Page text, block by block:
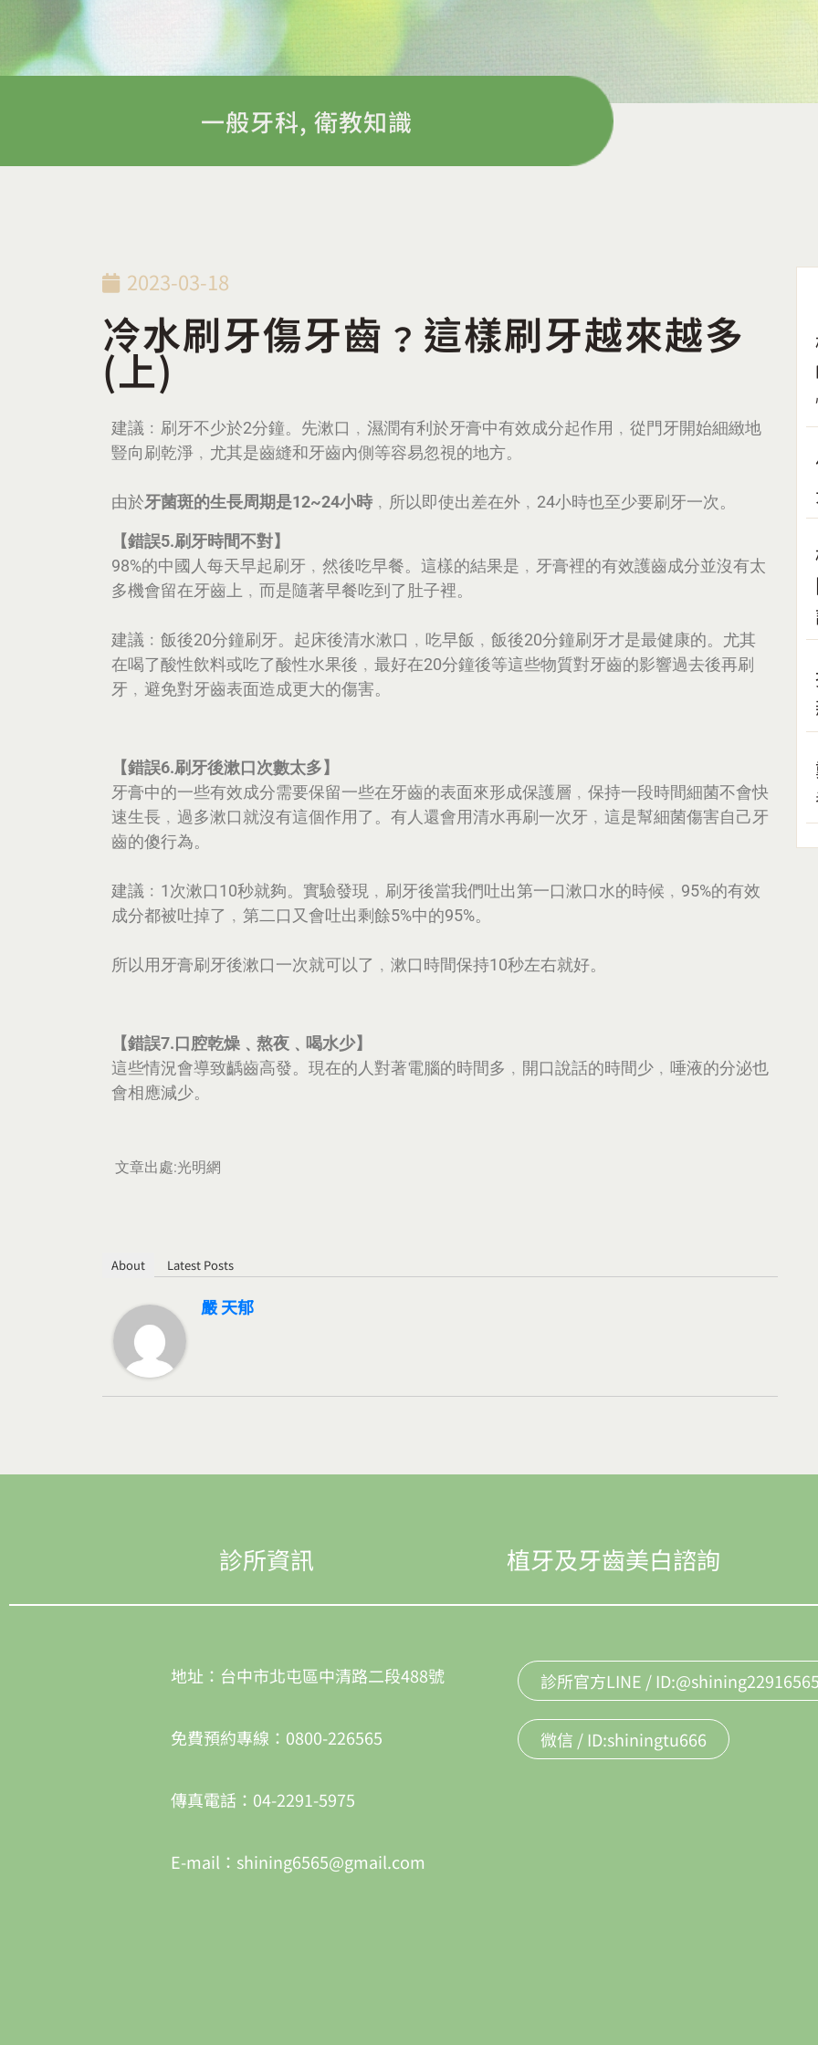
一般牙科, 衛教知識
2023-03-18
冷水刷牙傷牙齒﹖這樣刷牙越來越多
(上)
建議﹕刷牙不少於2分鐘。先漱口﹐濕潤有利於牙膏中有效成分起作用﹐從門牙開始細緻地
豎向刷乾淨﹐尤其是齒縫和牙齒內側等容易忽視的地方。
由於牙菌斑的生長周期是12~24小時﹐所以即使出差在外﹐24小時也至少要刷牙一次。
【錯誤5.刷牙時間不對】
98%的中國人每天早起刷牙﹐然後吃早餐。這樣的結果是﹐牙膏裡的有效護齒成分並沒有太
多機會留在牙齒上﹐而是隨著早餐吃到了肚子裡。
建議﹕飯後20分鐘刷牙。起床後清水漱口﹐吃早飯﹐飯後20分鐘刷牙才是最健康的。尤其
在喝了酸性飲料或吃了酸性水果後﹐最好在20分鐘後等這些物質對牙齒的影響過去後再刷
牙﹐避免對牙齒表面造成更大的傷害。
【錯誤6.刷牙後漱口次數太多】
牙膏中的一些有效成分需要保留一些在牙齒的表面來形成保護層﹐保持一段時間細菌不會快
速生長﹐過多漱口就沒有這個作用了。有人還會用清水再刷一次牙﹐這是幫細菌傷害自己牙
齒的傻行為。
建議﹕1次漱口10秒就夠。實驗發現﹐刷牙後當我們吐出第一口漱口水的時候﹐95%的有效
成分都被吐掉了﹐第二口又會吐出剩餘5%中的95%。
所以用牙膏刷牙後漱口一次就可以了﹐漱口時間保持10秒左右就好。
【錯誤7.口腔乾燥﹑熬夜﹑喝水少】
這些情況會導致齲齒高發。現在的人對著電腦的時間多﹐開口說話的時間少﹐唾液的分泌也
會相應減少。
文章出處:光明網
About Latest Posts
嚴 天郁
診所資訊 植牙及牙齒美白諮詢
地址：台中市北屯區中清路二段488號
免費預約專線：0800-226565
傳真電話：04-2291-5975
E-mail：shining6565@gmail.com
診所官方LINE /
微信 / ID:shiningtu666